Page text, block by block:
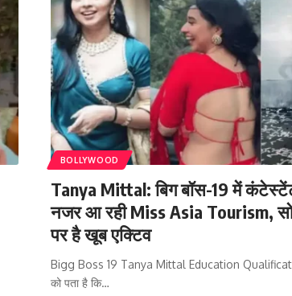
BOLLYWOOD
Tanya Mittal: बिग बॉस-19 में
नजर आ रही Miss Asia Tourism,
पर है खूब एक्टिव
Bigg Boss 19 Tanya Mittal Education
को पता है कि…